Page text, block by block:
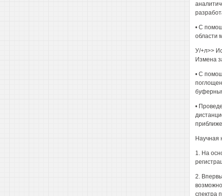
• С
области
У/+л>>
Измена
• С
•
Научная
1. На
2.
спектра